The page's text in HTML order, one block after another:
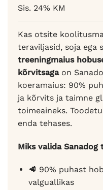
põhjal
Sis. 24% KM
Kas otsite
teraviljasid, soja ega
treeningmaius
kõrvitsagaon
koeramaius: 90%
ja kõrvits ja taimne
toimeaineks.
enda tehases.
Miks valida Sanadog
🥩 90% puhast
valguallikas